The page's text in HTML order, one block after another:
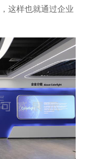
这样也就通过企业